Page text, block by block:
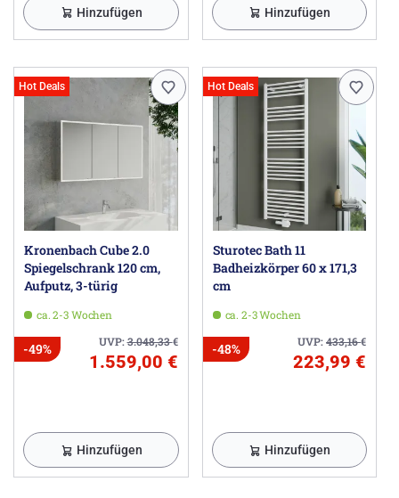
Hinzufügen Hinzufügen
Hot Deals
Kronenbach Cube 2.0
Spiegelschrank 120 cm,
Aufputz, 3-türig
ca. 2-3 Wochen
UVP:3.048,33€
-49%
1.559,00 €
Hinzufügen
Hot Deals
Sturotec Bath 11
Badheizkörper 60 x 171,3
cm
ca. 2-3 Wochen
UVP:433,16€
-48%
223,99 €
Hinzufügen